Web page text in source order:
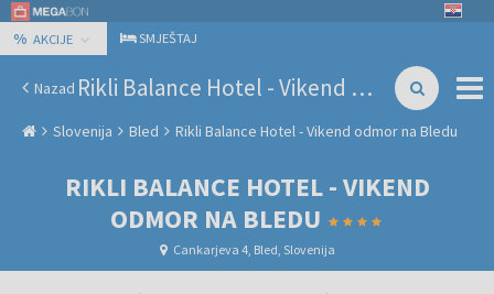
% AKCIJE SMJEŠTAJ
Nazad Rikli Balance Hotel - Vikend odmor na Bledu
Slovenija Bled Rikli Balance Hotel - Vikend odmor na Bledu
RIKLI BALANCE HOTEL - VIKEND
ODMOR NA BLEDU
Cankarjeva 4, Bled, Slovenija